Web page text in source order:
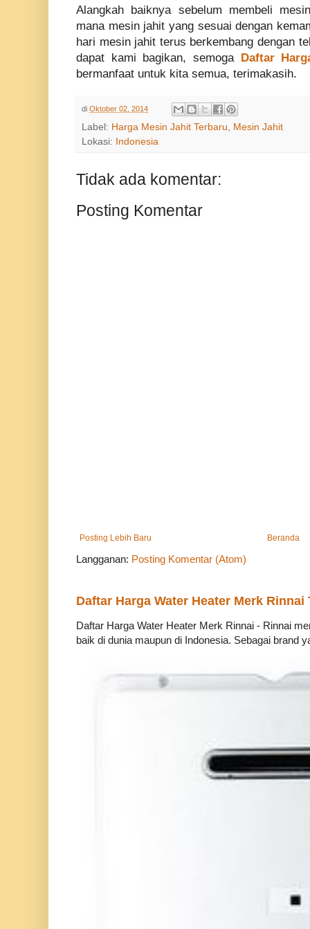
Alangkah baiknya sebelum membeli
mana mesin jahit yang sesuai dengan
hari mesin jahit terus berkembang dengan
dapat kami bagikan, semoga Daftar
bermanfaat untuk kita semua, terimakasih.
di Oktober 02, 2014
Label: Harga Mesin Jahit Terbaru, Mesin Jahit
Lokasi:
Indonesia
Tidak ada komentar:
Posting Komentar
Posting Lebih Baru Beranda
Langganan: Posting Komentar (Atom)
Daftar Harga Water Heater Merk Rinnai
Daftar Harga Water Heater Merk Rinnai - Rinnai
baik di dunia maupun di Indonesia. Sebagai brand